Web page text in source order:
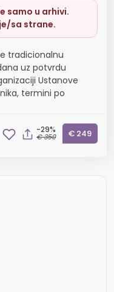
samo u arhivi.
sa strane.
tradicionalnu
uz potvrdu
Ustanove
termini po
-29%
€ 350 € 249